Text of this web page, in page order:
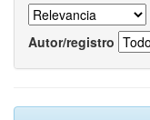
Autor/registro